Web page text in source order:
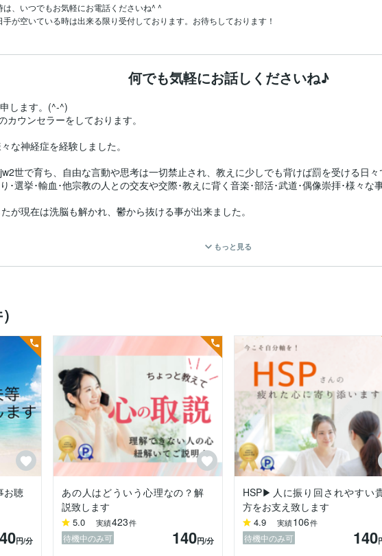
は、いつでもお気軽にお電話くださいね^ ^
が空いている時は出来る限り受付しております。お待ちしております！
何でも気軽にお話しくださいね♪
します。(^-^)
カウンセラーをしております。
な神経症を経験しました。
世で育ち、自由な言動や思考は一切禁止され、教えに少しでも背けば罰を受ける日々
･選挙･輸血･他宗教の人との交友や交際･教えに背く音楽･部活･武道･偶像崇拝･様々
が現在は洗脳も解かれ、鬱から抜ける事が出来ました。
遂もしました。何日か意識不明でしたが救急で助けていただきました。
2世で苦しんでいる人や、精神が病んでいる人を助けるために使おうと国家資格取得
て、
かり、
り返しました。
、少し話してはまた次回、
・の繰り返しで、
士さんに話を聞いてもらっても、癒された事はなかったです。
せいただきたく思います。
い為にも、
ださい。
科の訪問カウンセリングをしていた経験もございます。
だき、経験を積んでおります。
い、なかなか理解してもらえないと1人で悩んでいらっしゃる方。
い、不安で仕方ない、
もっと見る
お聴
円/分
あの人はどういう心理なの？解
説致します
5.0 実績423件
待機中のみ可 140円/分
HSP▶︎人に振り回されやすい
方をお支え致します
4.9 実績106件
待機中のみ可 140